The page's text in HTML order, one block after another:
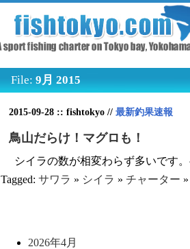
File: 9月 2015
2015-09-28 :: fishtokyo // 最新釣果速報
鳥山だらけ！マグロも！
シイラの数が相変わらず多いです
Tagged: サワラ » シイラ » チャーター
2026年4月